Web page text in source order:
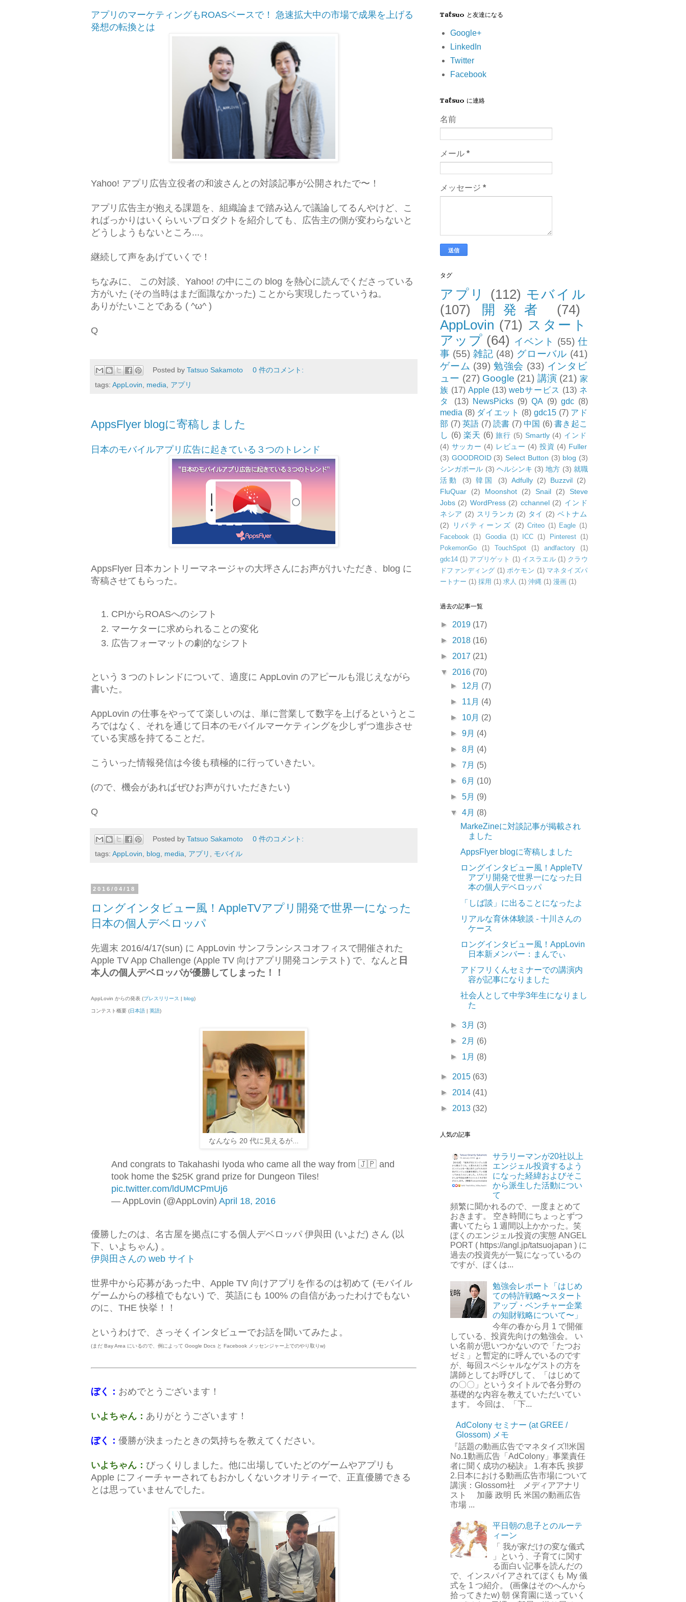
アプリのマーケティングもROASベースで！ 急速拡大中の市場で成果を上げる
発想の転換とは
Yahoo! アプリ広告立役者の和波さんとの対談記事が公開されたで〜！
アプリ広告主が抱える課題を、組織論まで踏み込んで議論してるんやけど、こ
ればっかりはいくらいいプロダクトを紹介しても、広告主の側が変わらないと
どうしようもないところ...。
継続して声をあげていくで！
ちなみに、 この対談、Yahoo! の中にこの blog を熱心に読んでくださっている
方がいた (その当時はまだ面識なかった) ことから実現したっていうね。
ありがたいことである ( ^ω^ )
Q
Posted byTatsuo Sakamoto
0 件のコメント:
tags: AppLovin, media, アプリ
AppsFlyer blogに寄稿しました
日本のモバイルアプリ広告に起きている３つのトレンド
AppsFlyer 日本カントリーマネージャの大坪さんにお声がけいただき、blog に
寄稿させてもらった。
CPIからROASへのシフト
マーケターに求められることの変化
広告フォーマットの劇的なシフト
という 3 つのトレンドについて、適度に AppLovin のアピールも混じえながら
書いた。
AppLovin の仕事をやってて楽しいのは、単に営業して数字を上げるというとこ
ろではなく、それを通じて日本のモバイルマーケティングを少しずつ進歩させ
ている実感を持てることだ。
こういった情報発信は今後も積極的に行っていきたい。
(ので、機会があればぜひお声がけいただきたい)
Q
Posted byTatsuo Sakamoto
0 件のコメント:
tags: AppLovin blog media アプリ モバイル
2016/04/18
ロングインタビュー風！AppleTVアプリ開発で世界一になった
日本の個人デベロッパ
先週末 2016/4/17(sun) に AppLovin サンフランシスコオフィスで開催された
Apple TV App Challenge (Apple TV 向けアプリ開発コンテスト) で、なんと 日
本人の個人デベロッパが優勝してしまった！！
AppLovin からの発表 (プレスリリース | blog)
コンテスト概要 (日本語 | 英語)
なんなら 20 代に見えるが...
And congrats to Takahashi Iyoda who came all the way from 🇯🇵 and
took home the $25K grand prize for Dungeon Tiles!
pic.twitter.com/ldUMCPmUj6
— AppLovin (@AppLovin) April 18, 2016
優勝したのは、名古屋を拠点にする個人デベロッパ 伊與田 (いよだ) さん (以
下、いよちゃん) 。
伊與田さんの web サイト
世界中から応募があった中、Apple TV 向けアプリを作るのは初めて (モバイル
ゲームからの移植でもない) で、英語にも 100% の自信があったわけでもない
のに、THE 快挙！！
というわけで、さっそくインタビューでお話を聞いてみたよ。
(まだ Bay Area にいるので、例によって Google Docs と Facebook メッセンジャー上でのやり取りw)
ぼく： おめでとうございます！
いよちゃん： ありがとうございます！
ぼく： 優勝が決まったときの気持ちを教えてください。
いよちゃん： びっくりしました。他に出場していたどのゲームやアプリも
Apple にフィーチャーされてもおかしくないクオリティーで、正直優勝できる
とは思っていませんでした。
Tatsuo と友達になる
Google+
LinkedIn
Twitter
Facebook
Tatsuo に連絡
名前
メール *
メッセージ *
タグ
アプリ (112) モバイル
(107)
開発者
(74)
AppLovin (71) スタート
アップ (64) イベント (55) 仕
事 (55) 雑記 (48) グローバル (41)
ゲーム (39) 勉強会 (33) インタビ
ュー (27) Google (21) 講演 (21) 家
族 (17) Apple (13) webサービス (13) ネ
タ
(13) NewsPicks (9) QA (9) gdc (8)
media (8) ダイエット (8) gdc15 (7) アド
部 (7) 英語 (7) 読書 (7) 中国 (6) 書き起こ
し (6) 楽天 (6) 旅行 (5) Smartly (4) インド
(4) サッカー (4) レビュー (4) 投資 (4) Fuller
(3) GOODROID (3) Select Button (3) blog (3)
シンガポール (3) ヘルシンキ (3) 地方 (3) 就職
活動
(3) 韓国 (3) Adfully (2) Buzzvil (2)
FluQuar
(2) Moonshot (2) Snail (2)
Steve
Jobs (2) WordPress (2) cchannel (2) インド
ネシア (2) スリランカ (2) タイ (2) ベトナム
(2)
リバティーンズ (2) Criteo (1) Eagle (1)
Facebook (1) Goodia (1) ICC (1) Pinterest
(1)
PokemonGo
(1) TouchSpot (1) andfactory
(1)
gdc14 (1) アプリゲット (1) イスラエル (1) クラウ
ドファンディング (1) ポケモン (1) マネタイズパ
ートナー (1) 採用 (1) 求人 (1) 沖縄 (1) 漫画 (1)
過去の記事一覧
► 2019 (17)
► 2018 (16)
► 2017 (21)
▼ 2016 (70)
► 12月 (7)
► 11月 (4)
► 10月 (2)
►9月 (4)
►8月 (4)
►7月 (5)
►6月 (10)
►5月 (9)
▼4月 (8)
MarkeZineに対談記事が掲載され
ました
AppsFlyer blogに寄稿しました
ロングインタビュー風！AppleTV
アプリ開発で世界一になった日
本の個人デベロッパ
「しば談」に出ることになったよ
リアルな育休体験談 - 十川さんの
ケース
ロングインタビュー風！AppLovin
日本新メンバー：まんでぃ
アドフリくんセミナーでの講演内
容が記事になりました
社会人として中学3年生になりまし
た
►3月 (3)
► 2月 (6)
► 1月 (8)
► 2015 (63)
► 2014 (41)
► 2013 (32)
人気の記事
サラリーマンが20社以上
エンジェル投資するよう
になった経緯およびそこ
から派生した活動につい
て
頻繁に聞かれるので、一度まとめて
おきます。 空き時間にちょっとずつ
書いてたら 1 週間以上かかった。笑
ぼくのエンジェル投資の実態 ANGEL
PORT ( https://angl.jp/tatsuojapan ) に
過去の投資先が一覧になっているの
ですが、ぼくは...
勉強会レポート「はじめ
ての特許戦略〜スタート
アップ・ベンチャー企業
の知財戦略について〜」
今年の春から月 1 で開催
している、投資先向けの勉強会。 い
い名前が思いつかないので「たつお
ゼミ」と暫定的に呼んでいるのです
が、毎回スペシャルなゲストの方を
講師としてお呼びして、「はじめて
の〇〇」というタイトルで各分野の
基礎的な内容を教えていただいてい
ます。 今回は、「下...
AdColony セミナー (at GREE /
Glossom) メモ
『話題の動画広告でマネタイズ!!米国
No.1動画広告「AdColony」事業責任
者に聞く成功の秘訣』 1.有本氏 挨拶
2.日本における動画広告市場について
講演：Glossom社 メディアアナリ
スト 加藤 政明 氏 米国の動画広告
市場 ...
平日朝の息子とのルーテ
ィーン
「 我が家だけの変な儀式
」という、子育てに関す
る面白い記事を読んだの
で、インスパイアされてぼくも My 儀
式を 1 つ紹介。 (画像はそのへんから
拾ってきたw) 朝 保育園に送っていく